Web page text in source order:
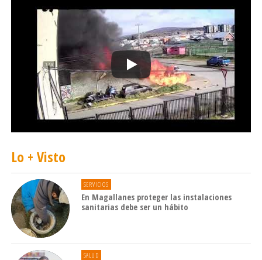
Lo + Visto
SERVICIOS
En Magallanes proteger las instalaciones
sanitarias debe ser un hábito
SALUD